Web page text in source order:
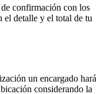
confirmación con los
el detalle y el total de tu
un encargado hará
considerando la